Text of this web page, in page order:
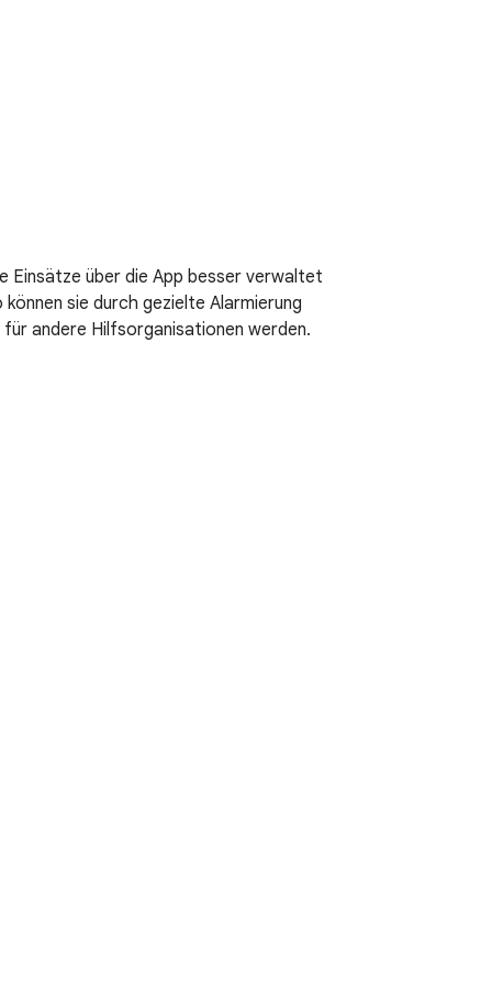
Einsätze über die App besser verwaltet
sie durch gezielte Alarmierung
andere Hilfsorganisationen werden.